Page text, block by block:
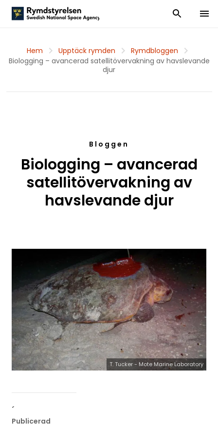
Visa och dölj
Visa
Hem Upptäck rymden
Rymdbloggen
Biologging – avancerad satellitövervakning av havslevande
djur
Bloggen
Biologging – avancerad
satellitövervakning av
havslevande djur
T. Tucker - Mote Marine Laboratory
´
Publicerad